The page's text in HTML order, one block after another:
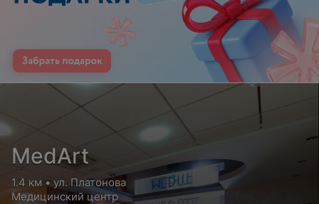
MedArt
1.4 км • ул. Платонова
Медицинский центр